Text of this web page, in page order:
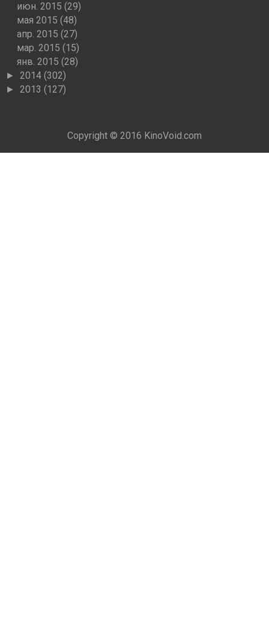
июн. 2015(29)
мая 2015(48)
апр. 2015(27)
мар. 2015(15)
янв. 2015(28)
► 2014 (302)
► 2013 (127)
Copyright © 2016 KinoVoid.com